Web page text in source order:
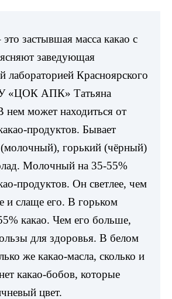
застывшая масса какао с
заведующая
лабораторией Красноярского
«ЦОК АПК» Татьяна
нем может находиться от
продуктов. Бывает
(молочный), горький (чёрный)
Молочный на 35-55%
продуктов. Он светлее, чем
и слаще его. В горьком
какао. Чем его больше,
для здоровья. В белом
же какао-масла, сколько и
какао-бобов, которые
цвет.